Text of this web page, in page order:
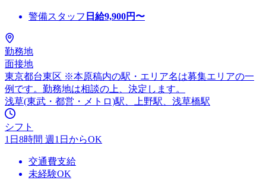
警備スタッフ 日給9,900円〜
勤務地
面接地
東京都台東区 ※本原稿内の駅・エリア名は募集エリアの一
例です。勤務地は相談の上、決定します。
浅草(東武・都営・メトロ)駅、上野駅、浅草橋駅
シフト
1日8時間 週1日からOK
交通費支給
未経験OK